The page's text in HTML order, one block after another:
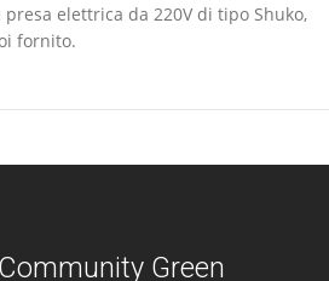
elettrica da 220V di tipo Shuko,
fornito.
Community Green